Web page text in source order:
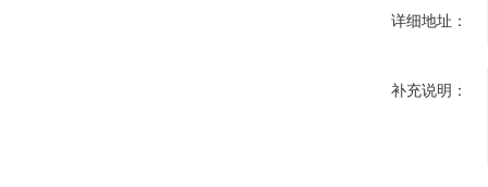
详细地址：
补充说明：